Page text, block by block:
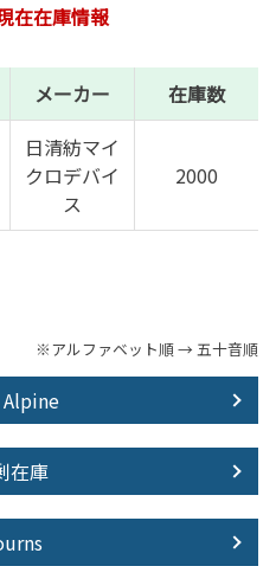
在在庫情報
メーカー 在庫数
日清紡マイ
クロデバイ
ス
2000
※アルファベット順 → 五十音順
在庫